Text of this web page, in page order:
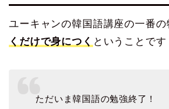
ユーキャンの韓国語講座の一番
くだけで身につく ということです
ただいま韓国語の勉強終了！